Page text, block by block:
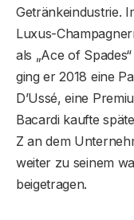
Getränkeindustrie.
Luxus-
als „Ace of
ging er 2018 eine
D’Ussé, eine
Bacardi kaufte
Z an dem
weiter zu seinem
beigetragen.